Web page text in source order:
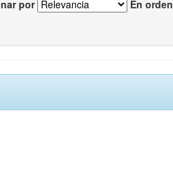
por En orden